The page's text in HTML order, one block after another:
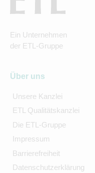
Ein Unternehmen
der ETL-Gruppe
Über uns
Unsere Kanzlei
ETL Qualitätskanzlei
Die ETL-Gruppe
Impressum
Barrierefreiheit
Datenschutzerklärung